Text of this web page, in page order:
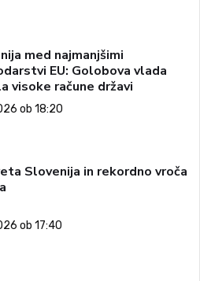
med najmanjšimi
EU: Golobova vlada
visoke račune državi
ob 18:20
Slovenija in rekordno vroča
ob 17:40